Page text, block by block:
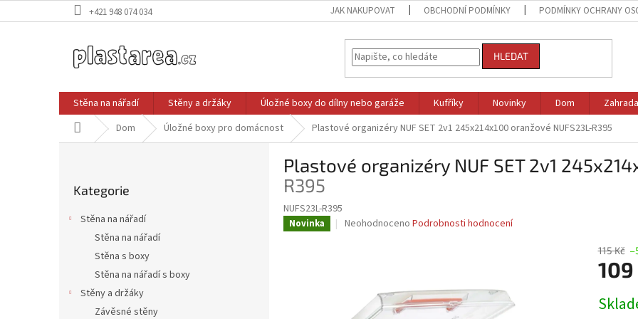
na
+421 948 074 034 JAK NAKUPOVAT OBCHODNÍ PODMÍNKY PODMÍNKY OCHRANY
HLEDAT
Stěna na nářadí Stěny a držáky Úložné boxy do dílny nebo garáže Kufříky Novinky Dom Zahrada
Domů Dom Úložné boxy pro domácnost Plastové organizéry NUF SET 2v1 245x214x100 oranžové NUFS23L-R395
kategorie
Kategorie
Stěna na nářadí
Stěna na nářadí
Stěna s boxy
Stěna na nářadí s boxy
Stěny a držáky
Závěsné stěny
Plastové organizéry NUF SET 2v1
R395
NUFS23L-R395
Novinka
Průměrné
Neohodnoceno Podrobnosti hodnocení
115 Kč
109
cena: